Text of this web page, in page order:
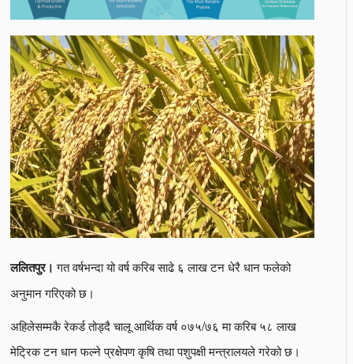
ललितपुर। गत वर्षभन्दा यो वर्ष करिब साढे ६ लाख टन धेरै धान फलेको
अनुमान गरिएको छ।
अहिलेसम्मकै रेकर्ड तोड्दै चालू आर्थिक वर्ष ०७५/७६ मा करिब ५८ लाख
मेट्रिक टन धान फल्ने प्रक्षेपण कृषि तथा पशुपक्षी मन्त्रालयले गरेको छ।